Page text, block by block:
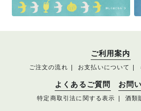
ご利用案内
ご注文の流れ お支払いについて
よくあるご質問 お問
特定商取引法に関する表示 酒類